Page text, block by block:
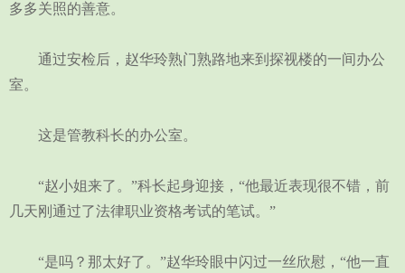
多多关照的善意。
通过安检后，赵华玲熟门熟路地来到探视楼的一间办公
室。
这是管教科长的办公室。
“赵小姐来了。”科长起身迎接，“他最近表现很不错，前
几天刚通过了法律职业资格考试的笔试。”
“是吗？那太好了。”赵华玲眼中闪过一丝欣慰，“他一直